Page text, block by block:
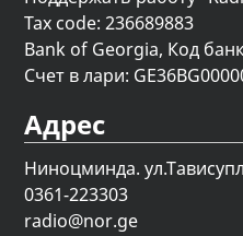
Tax code: 236689883
Bank of Georgia, Код
Счет в лари:
Адрес
Ниноцминда.
0361-223303
radio@nor.ge